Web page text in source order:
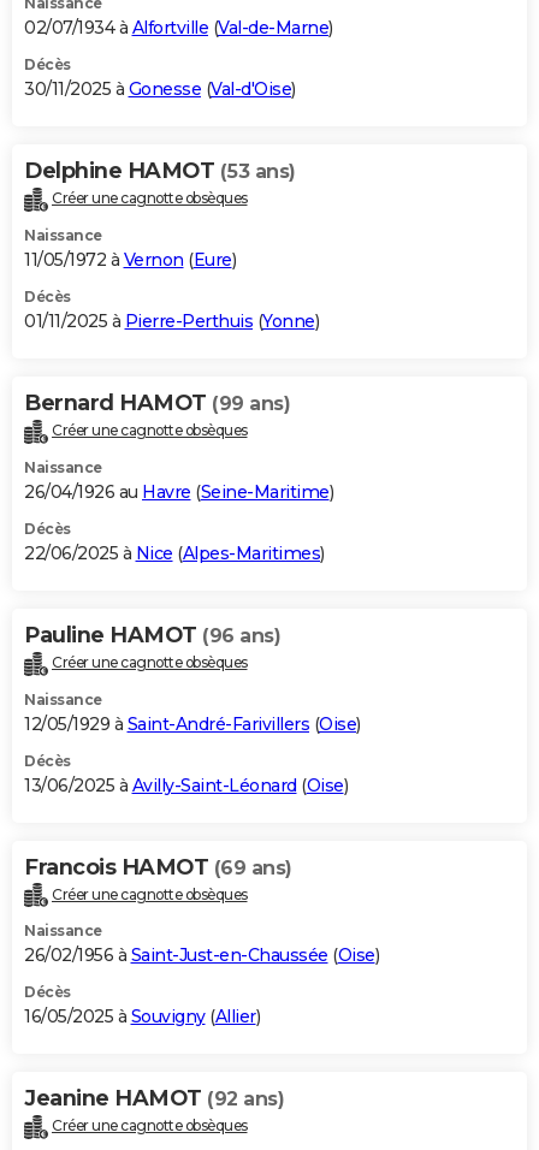
GUIDES D'ACHAT
BONS PLANS
Carte de Noël
Carte Bonne année
Carte Saint-Valentin
Carte Pâques
Carte d'anniversaire
DICTIONNAIRE
Dictionnaire
Biographies
Citations
Expressions
Proverbes
PROGRAMME TV
S'inscrire
Se connecter
Lycées
Collèges
Primaires
Universités
Entreprises
Service militaire
Avis de recherche
AVIS DE DÉCÈS
Bricolage
Lifestyle
Culture
Sport
Auto
Television
Voyage
Cinema
02/07/1934 à Alfortville (Val-de-Marne)
Décès
30/11/2025 à Gonesse (Val-d'Oise)
Delphine HAMOT (53 ans)
Créer une cagnotte obsèques
Naissance
11/05/1972 à Vernon (Eure)
Décès
01/11/2025 à Pierre-Perthuis (Yonne)
Bernard HAMOT (99 ans)
Créer une cagnotte obsèques
Naissance
26/04/1926 au Havre (Seine-Maritime)
Décès
22/06/2025 à Nice (Alpes-Maritimes)
Pauline HAMOT (96 ans)
Créer une cagnotte obsèques
Naissance
12/05/1929 à Saint-André-Farivillers (Oise)
Décès
13/06/2025 à Avilly-Saint-Léonard (Oise)
Francois HAMOT (69 ans)
Créer une cagnotte obsèques
Naissance
26/02/1956 à Saint-Just-en-Chaussée (Oise)
Décès
16/05/2025 à Souvigny(Allier)
Jeanine HAMOT (92 ans)
Créer une cagnotte obsèques